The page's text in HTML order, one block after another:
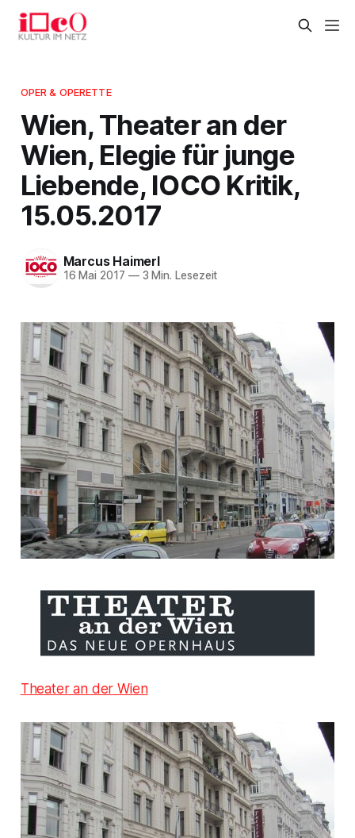
OPER & OPERETTE
Wien, Theater an der
Wien, Elegie für junge
Liebende, IOCO Kritik,
15.05.2017
Marcus Haimerl
16 Mai 2017 —3 Min. Lesezeit
Theater an der Wien